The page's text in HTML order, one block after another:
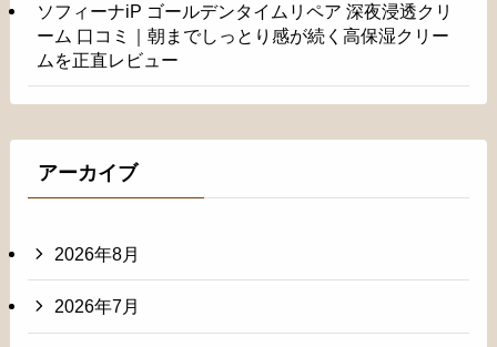
ソフィーナiP ゴールデンタイムリペア 深夜浸透クリ
ーム 口コミ｜朝までしっとり感が続く高保湿クリー
ムを正直レビュー
アーカイブ
2026年8月
2026年7月